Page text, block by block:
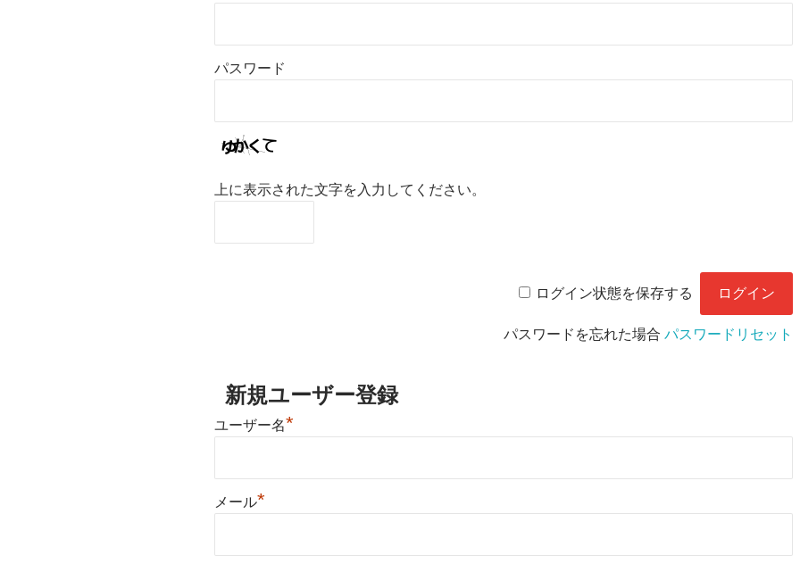
パスワード
上に表示された文字を入力してください。
ログイン状態を保存する
パスワードを忘れた場合 パスワードリセット
新規ユーザー登録
ユーザー名*
メール*